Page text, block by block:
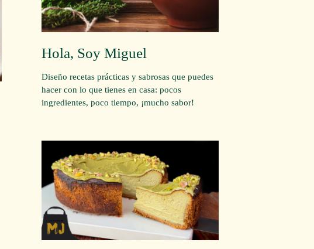
Hola, Soy Miguel
Diseño recetas prácticas y sabrosas que puedes
hacer con lo que tienes en casa: pocos
ingredientes, poco tiempo, ¡mucho sabor!